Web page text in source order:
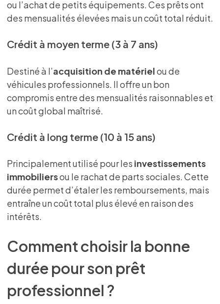
ou l’achat de petits équipements. Ces prêts ont
des mensualités élevées mais un coût total réduit.
Crédit à moyen terme (3 à 7 ans)
Destiné à l’acquisition de matérielou de
véhicules professionnels. Il offre un bon
compromis entre des mensualités raisonnables et
un coût global maîtrisé.
Crédit à long terme (10 à 15 ans)
Principalement utilisé pour les investissements
immobiliersou le rachat de parts sociales. Cette
durée permet d’étaler les remboursements, mais
entraîne un coût total plus élevé en raison des
intérêts.
Comment choisir la bonne
durée pour son prêt
professionnel ?